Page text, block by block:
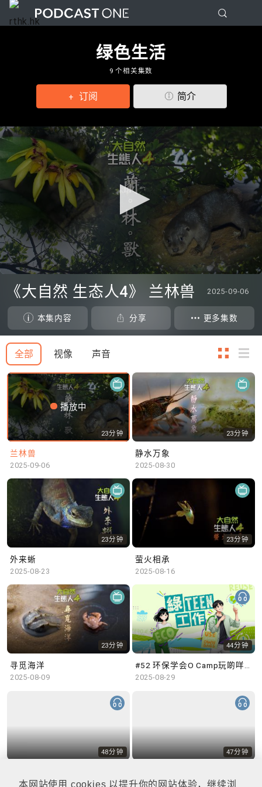
本网站使用 cookies 以提升你的网站体验，继续浏
绿色生活
9 个相关集数
订阅 简介
seconds
seconds
《大自然 生态人4》 兰林兽 2025-09-06
本集内容 分享 更多集数
全部 视像 声音
播放中
23分钟
兰林兽
2025-09-06
23分钟
静水万象
2025-08-30
23分钟
外来蜥
2025-08-23
23分钟
萤火相承
2025-08-16
23分钟
寻觅海洋
2025-08-09
44分钟
#52 环保学会O Camp玩啲咩？ | 参与学生: Sammi、Cardi、Charles (香港科技大学 环境管理及科技学生联会)
2025-08-29
48分钟
2025-08-22
47分钟
2025-08-15